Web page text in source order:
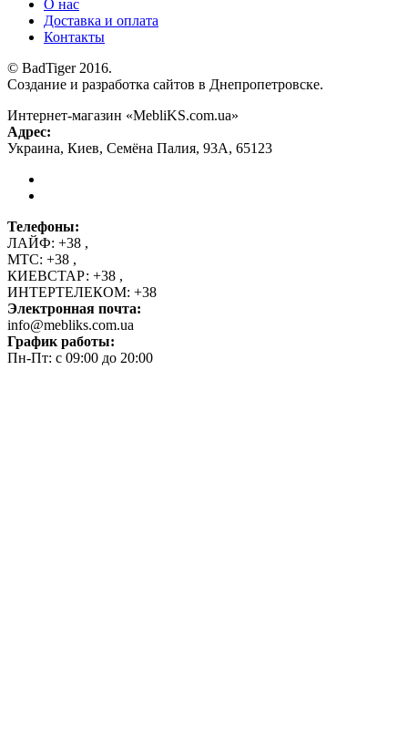
О нас
Доставка и оплата
Контакты
© BadTiger 2016.
Создание и разработка сайтов в Днепропетровске.
Интернет-магазин «MebliKS.com.ua»
Адрес:
Украина, Киев, Семёна Палия, 93А, 65123
Телефоны:
ЛАЙФ: +38 ,
МТС: +38 ,
КИЕВСТАР: +38 ,
ИНТЕРТЕЛЕКОМ: +38
Электронная почта:
info@mebliks.com.ua
График работы:
Пн-Пт: с 09:00 до 20:00